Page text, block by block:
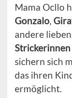
Mama Ocllo
Gonzalo,
andere
Strickerinnen
sichern sich
das ihren
ermöglicht.